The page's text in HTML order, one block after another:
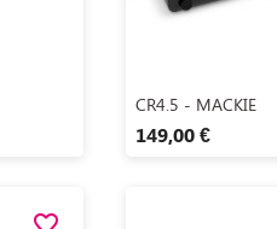

CR4.5 - MACKIE
149,00 €